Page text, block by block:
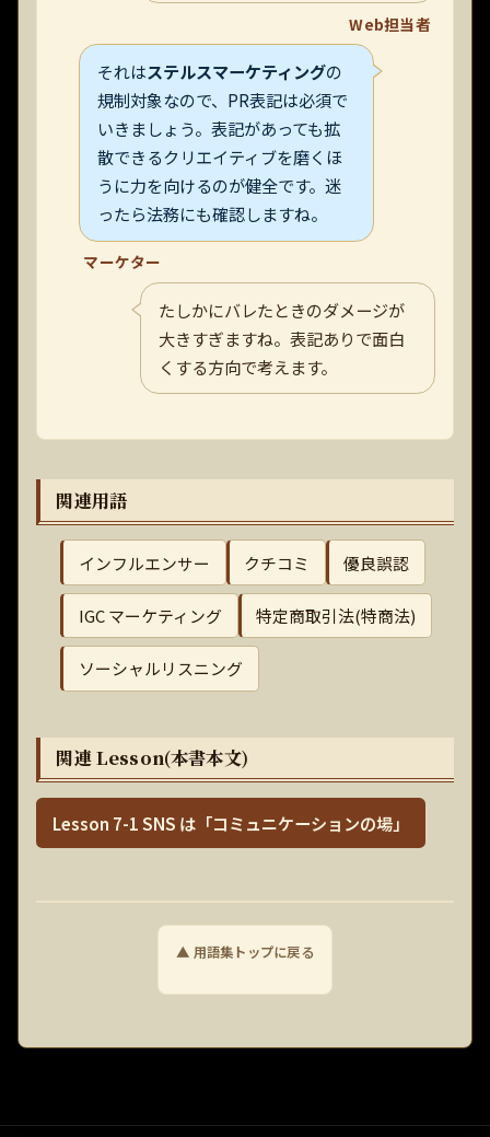
Web担当者
それはステルスマーケティングの
規制対象なので、PR表記は必須で
いきましょう。表記があっても拡
散できるクリエイティブを磨くほ
うに力を向けるのが健全です。迷
ったら法務にも確認しますね。
マーケター
たしかにバレたときのダメージが
大きすぎますね。表記ありで面白
くする方向で考えます。
関連用語
インフルエンサー クチコミ 優良誤認
IGC マーケティング 特定商取引法(特商法)
ソーシャルリスニング
関連 Lesson(本書本文)
Lesson 7-1 SNS は「コミュニケーションの場」
▲ 用語集トップに戻る